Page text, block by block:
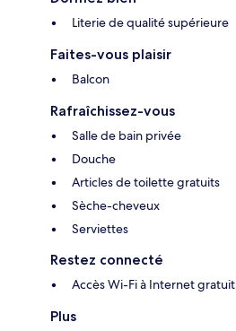
Literie de qualité supérieure
Faites-vous plaisir
Balcon
Rafraîchissez-vous
Salle de bain privée
Douche
Articles de toilette gratuits
Sèche-cheveux
Serviettes
Restez connecté
Accès Wi-Fi à Internet gratuit
Plus